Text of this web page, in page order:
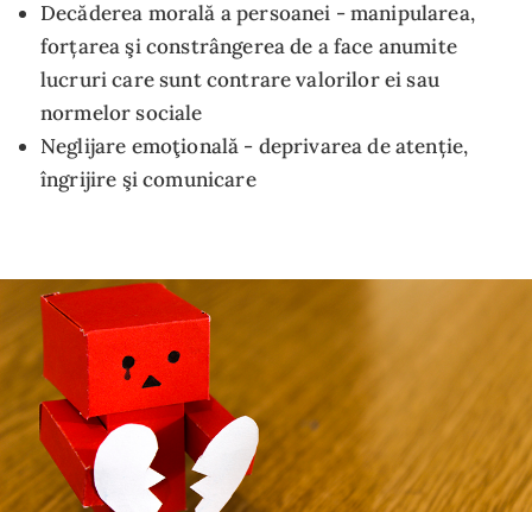
Decăderea morală a persoanei - manipularea,
forțarea şi constrângerea de a face anumite
lucruri care sunt contrare valorilor ei sau
normelor sociale
Neglijare emoţională - deprivarea de atenție,
îngrijire şi comunicare